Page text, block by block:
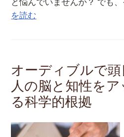
と悩んでいませんか？ でも
を読む
オーディブルで
人の脳と知性を
る科学的根拠